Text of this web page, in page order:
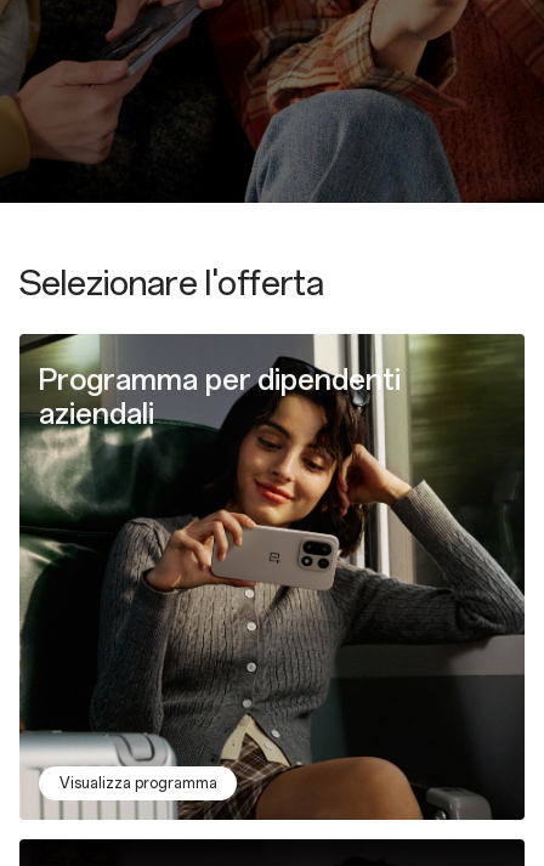
Selezionare l'offerta
Programma per dipendenti
aziendali
Visualizza programma